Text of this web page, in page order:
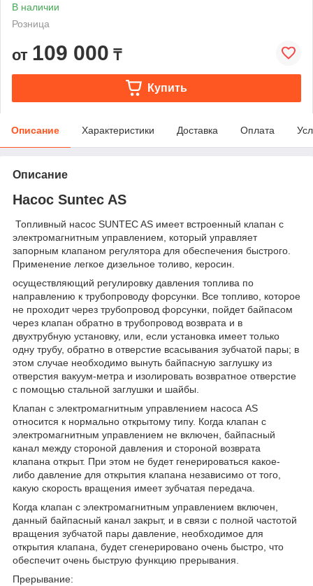
В наличии
Розница
от 109 000 ₸
Купить
Описание Характеристики Доставка Оплата
Описание
Насос Suntec AS
Топливный насос SUNTEC AS имеет встроенный клапан с
электромагнитным управлением, который управляет
запорным клапаном регулятора для обеспечения быстрого.
Применение легкое дизельное толиво, керосин.
осуществляющий регулировку давления топлива по
направлению к трубопроводу форсунки. Все топливо, которое
не проходит через трубопровод форсунки, пойдет байпасом
через клапан обратно в трубопровод возврата и в
двухтрубную установку, или, если установка имеет только
одну трубу, обратно в отверстие всасывания зубчатой пары; в
этом случае необходимо вынуть байпасную заглушку из
отверстия вакуум-метра и изолировать возвратное отверстие
с помощью стальной заглушки и шайбы.
Клапан с электромагнитным управлением насоса AS
относится к нормально открытому типу. Когда клапан с
электромагнитным управлением не включен, байпасный
канал между стороной давления и стороной возврата
клапана открыт. При этом не будет генерироваться какое-
либо давление для открытия клапана независимо от того,
какую скорость вращения имеет зубчатая передача.
Когда клапан с электромагнитным управлением включен,
данный байпасный канал закрыт, и в связи с полной частотой
вращения зубчатой пары давление, необходимое для
открытия клапана, будет сгенерировано очень быстро, что
обеспечит очень быструю функцию прерывания.
Прерывание: